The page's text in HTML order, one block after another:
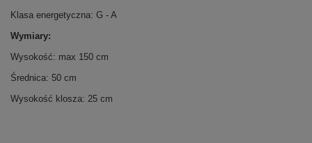
Klasa energetyczna: G - A
Wymiary:
Wysokość: max 150 cm
Średnica: 50 cm
Wysokość klosza: 25 cm